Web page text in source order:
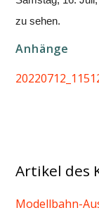
zu sehen.
Anhänge
Artikel des
Modellbahn-